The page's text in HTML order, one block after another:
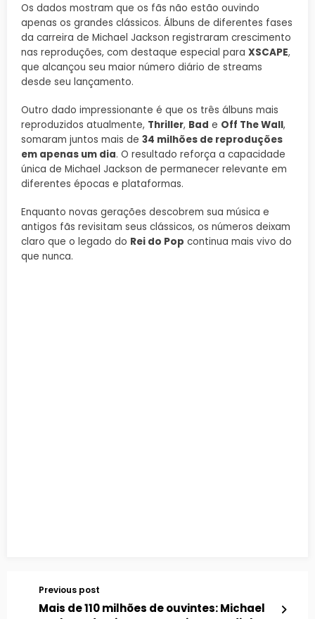
Os dados mostram que os fãs não estão ouvindo
apenas os grandes clássicos. Álbuns de diferentes fases
da carreira de Michael Jackson registraram crescimento
nas reproduções, com destaque especial para XSCAPE,
que alcançou seu maior número diário de streams
desde seu lançamento.
Outro dado impressionante é que os três álbuns mais
reproduzidos atualmente, Thriller, Bad e Off The Wall,
somaram juntos mais de 34 milhões de reproduções
em apenas um dia. O resultado reforça a capacidade
única de Michael Jackson de permanecer relevante em
diferentes épocas e plataformas.
Enquanto novas gerações descobrem sua música e
antigos fãs revisitam seus clássicos, os números deixam
claro que o legado do Rei do Pop continua mais vivo do
que nunca.
Previous post
Mais de 110 milhões de ouvintes: Michael